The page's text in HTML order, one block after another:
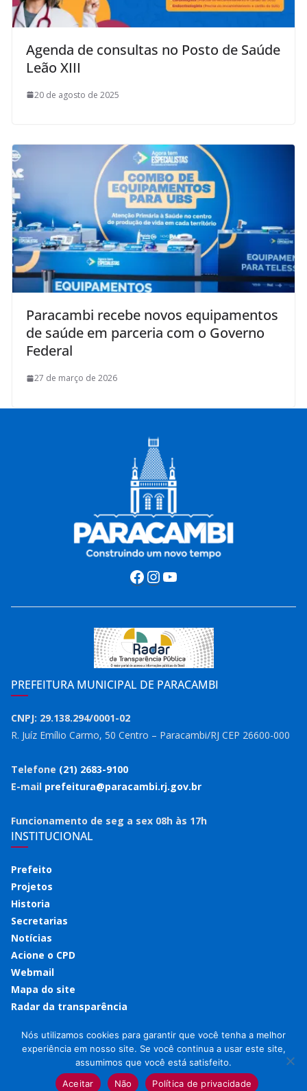
Agenda de consultas no Posto de Saúde
Leão XIII
20 de agosto de 2025
Paracambi recebe novos equipamentos
de saúde em parceria com o Governo
Federal
27 de março de 2026
Facebook
Instagram
Youtube
PREFEITURA MUNICIPAL DE PARACAMBI
CNPJ: 29.138.294/0001-02
R. Juíz Emílio Carmo, 50 Centro – Paracambi/RJ CEP 26600-000
Telefone (21) 2683-9100
E-mail prefeitura@paracambi.rj.gov.br
Funcionamento de seg a sex 08h às 17h
INSTITUCIONAL
Prefeito
Projetos
Historia
Secretarias
Notícias
Acione o CPD
Webmail
Mapa do site
Radar da transparência
Copyright © 2026Prefeitura de Paracambi. Todos os direitos
reservados.
Nós utilizamos cookies para garantir que você tenha a melhor
experiência em nosso site. Se você continua a usar este site,
assumimos que você está satisfeito.
Aceitar
Não Política de privacidade